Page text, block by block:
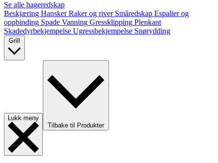
Se alle hageredskap
Beskjæring HanskerRaker og river Småredskap Espalier og
oppbinding Spade Vanning Gressklipping Plenkant
Skadedyrbekjempelse Ugressbekjempelse Snørydding
Lukk meny
Tilbake til Produkter